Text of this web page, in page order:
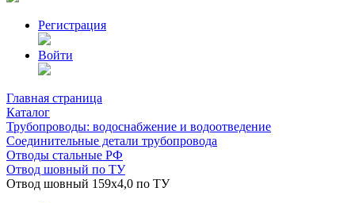
Регистрация
Войти
Главная страница
Каталог
Трубопроводы: водоснабжение и водоотведение
Соединительные детали трубопровода
Отводы стальные РФ
Отвод шовный по ТУ
Отвод шовный 159х4,0 по ТУ